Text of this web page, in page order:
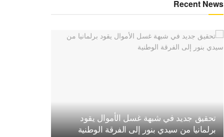
Recent News
تحقيق جديد في شبهة غسل الأموال يقود
برلمانيا من سيدي بنور إلى الفرقة الوطنية